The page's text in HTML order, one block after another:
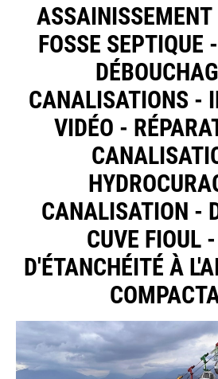
FOSSE SEPTIQUE
CANALISATIONS -
VIDÉO -
CANALISATION -
CUVE FIOUL
D'ÉTANCHÉITÉ À